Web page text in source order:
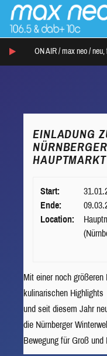
ON AIR / max neo / neu,
EINLADUNG
HAUPTMARKT
Start:
Ende:
Location:
Mit einer noch größeren
kulinarischen Highlights
und seit diesem Jahr
die Nürnberger
Bewegung für Groß und